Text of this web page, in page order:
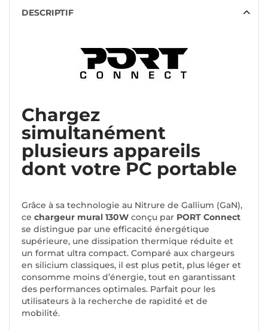
DESCRIPTIF
Chargez
simultanément
plusieurs appareils
dont votre PC portable
Grâce à sa technologie au Nitrure de Gallium (GaN),
ce chargeur mural 130W conçu par PORT Connect
se distingue par une efficacité énergétique
supérieure, une dissipation thermique réduite et
un format ultra compact. Comparé aux chargeurs
en silicium classiques, il est plus petit, plus léger et
consomme moins d’énergie, tout en garantissant
des performances optimales. Parfait pour les
utilisateurs à la recherche de rapidité et de
mobilité.